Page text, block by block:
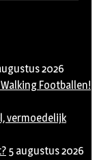
2026
Footballen!
vermoedelijk
5 augustus 2026